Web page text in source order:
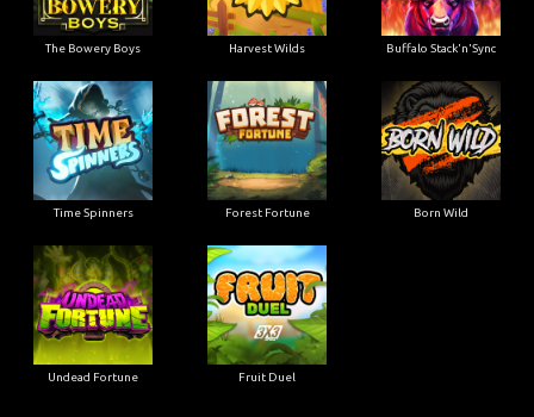
The Bowery Boys Harvest Wilds Buffalo Stack'n'Sync
Time Spinners Forest Fortune Born Wild
Undead Fortune Fruit Duel